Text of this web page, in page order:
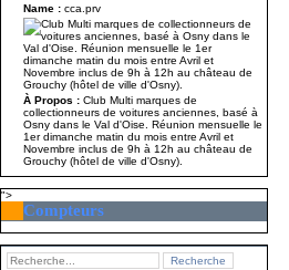
Name :cca.prv
À Propos :Club Multi marques de
collectionneurs de voitures anciennes, basé à
Osny dans le Val d'Oise. Réunion mensuelle le
1er dimanche matin du mois entre Avril et
Novembre inclus de 9h à 12h au château de
Grouchy (hôtel de ville d'Osny).
">
Compteurs